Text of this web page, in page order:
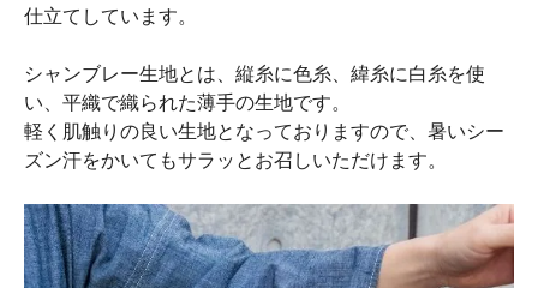
仕立てしています。
シャンブレー生地とは、縦糸に色糸、緯糸に白糸を使
い、平織で織られた薄手の生地です。
軽く肌触りの良い生地となっておりますので、暑いシー
ズン汗をかいてもサラッとお召しいただけます。